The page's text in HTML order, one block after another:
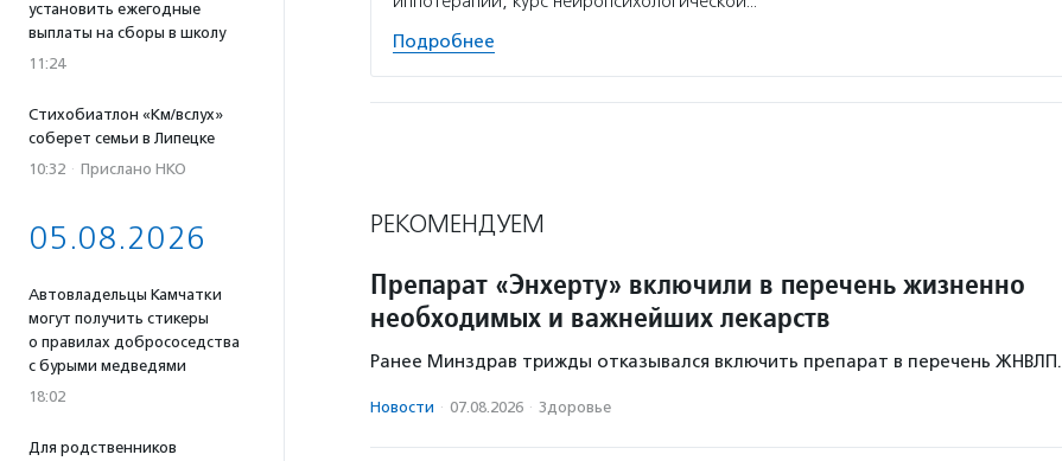
установить ежегодные
выплаты на сборы в школу
11:24
Стихобиатлон «Км/вслух»
соберет семьи в Липецке
10:32 · Прислано НКО
05.08.2026
Автовладельцы Камчатки
могут получить стикеры
о правилах добрососедства
с бурыми медведями
18:02
Для родственников
Подробнее
РЕКОМЕНДУЕМ
Препарат «Энхерту» включили в перечень жизненно
необходимых и важнейших лекарств
Ранее Минздрав трижды отказывался включить препарат в перечень ЖНВЛП.
Новости · 07.08.2026 · Здоровье